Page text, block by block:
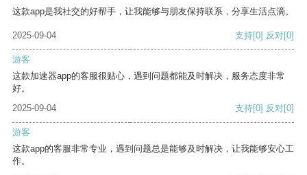
这款app是我社交的好帮手，让我能够与朋友保持联系，分享生活点滴。
2025-09-04 支持[0] 反对[0]
游客
这款加速器app的客服很贴心，遇到问题都能及时解决，服务态度非常
好。
2025-09-04
支持[0] 反对[0]
游客
这款app的客服非常专业，遇到问题总是能够及时解决，让我能够安心工
作。